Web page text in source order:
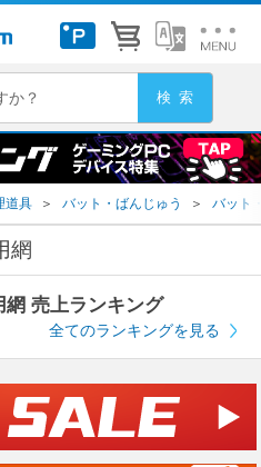
道具 ＞ バット・ばんじゅう ＞ バット
網
売上ランキング
全てのランキングを見る